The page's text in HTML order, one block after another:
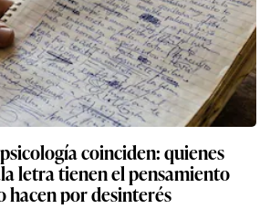
coinciden: quienes
letra tienen el pensamiento
hacen por desinterés